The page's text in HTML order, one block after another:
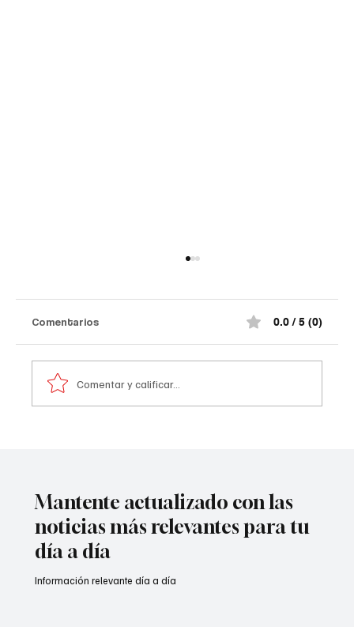
Comentarios 0.0 / 5 (0)
Comentar y calificar...
Mantente actualizado con las
noticias más relevantes para tu
día a día
Información relevante día a día